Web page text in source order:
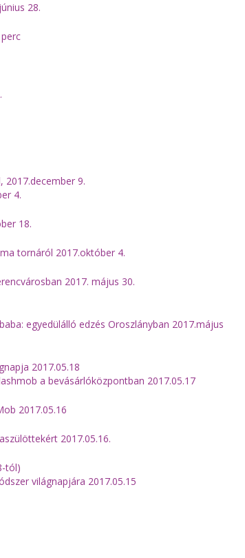
28.
2017.december 9.
4.
18.
tornáról 2017.október 4.
2017. május 30.
egyedülálló edzés Oroszlányban 2017.május
2017.05.18
a bevásárlóközpontban 2017.05.17
2017.05.16
2017.05.16.
tól)
világnapjára 2017.05.15